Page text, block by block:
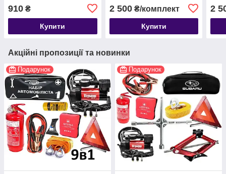
тех.допомоги
910 ₴
Купити
(повна комплектація)
2 500₴/комплект
Купити
2
Акційні пропозиції та новинки
Подарунок Подарунок